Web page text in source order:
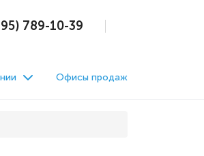
789-10-39
Офисы продаж